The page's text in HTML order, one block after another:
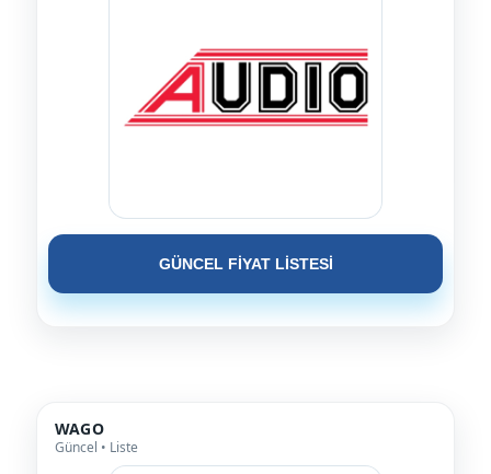
GÜNCEL FİYAT LİSTESİ
WAGO
Güncel • Liste